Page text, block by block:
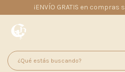
¡ENVÍO GRATIS en